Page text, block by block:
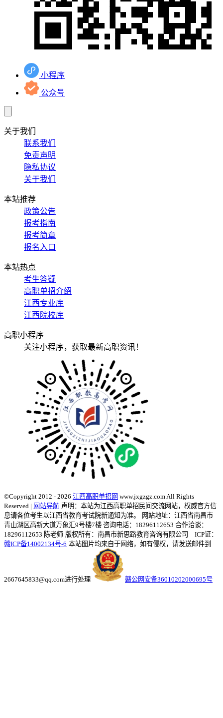
小程序
公众号
关于我们
联系我们
免责声明
隐私协议
关于我们
本站推荐
政策公告
报考指南
报考简章
报名入口
本站热点
考生答疑
高职单招介绍
江西专业库
江西院校库
高职小程序
关注小程序，获取最新高职资讯！
©Copyright 2012 - 2026 江西高职单招网 www.jxgzgz.com All Rights
Reserved | 网站导航 声明：本站为江西高职单招民间交流网站，权威官方信
息请各位考生以江西省教育考试院新通知为准。
网站地址：江西省南昌市
青山湖区高新大道万象汇9号楼7楼 咨询电话：18296112653 合作洽谈：
18296112653 陈老师 版权所有：南昌市新思路教育咨询有限公司 ICP证：
赣ICP备14002134号-6 本站图片均来自于网络，如有侵权，请发送邮件到
2667645833@qq.com进行处理 赣公网安备36010202000695号